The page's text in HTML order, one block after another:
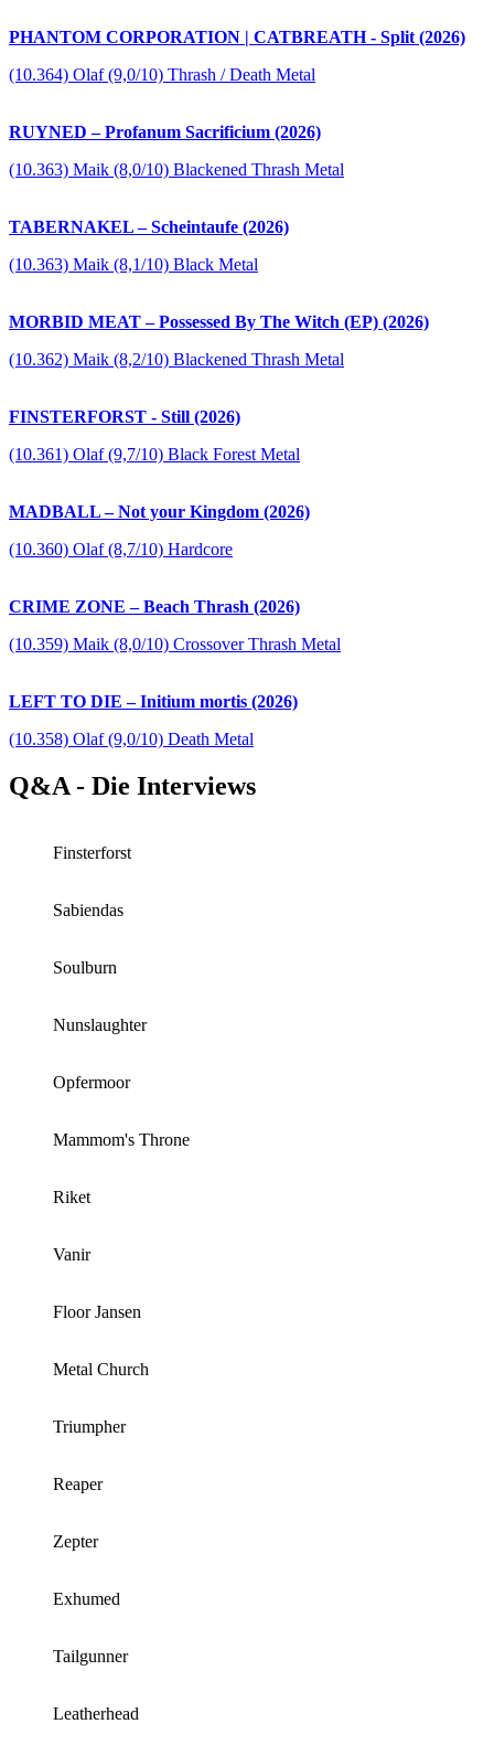
PHANTOM CORPORATION | CATBREATH - Split (2026)
(10.364) Olaf (9,0/10) Thrash / Death Metal
RUYNED – Profanum Sacrificium (2026)
(10.363) Maik (8,0/10) Blackened Thrash Metal
TABERNAKEL – Scheintaufe (2026)
(10.363) Maik (8,1/10) Black Metal
MORBID MEAT – Possessed By The Witch (EP) (2026)
(10.362) Maik (8,2/10) Blackened Thrash Metal
FINSTERFORST - Still (2026)
(10.361) Olaf (9,7/10) Black Forest Metal
MADBALL – Not your Kingdom (2026)
(10.360) Olaf (8,7/10) Hardcore
CRIME ZONE – Beach Thrash (2026)
(10.359) Maik (8,0/10) Crossover Thrash Metal
LEFT TO DIE – Initium mortis (2026)
(10.358) Olaf (9,0/10) Death Metal
Q&A - Die Interviews
Finsterforst
Sabiendas
Soulburn
Nunslaughter
Opfermoor
Mammom's Throne
Riket
Vanir
Floor Jansen
Metal Church
Triumpher
Reaper
Zepter
Exhumed
Tailgunner
Leatherhead